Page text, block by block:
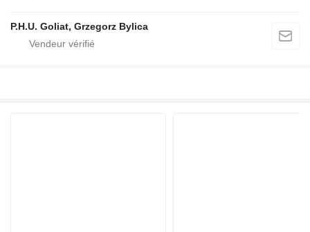
P.H.U. Goliat, Grzegorz Bylica